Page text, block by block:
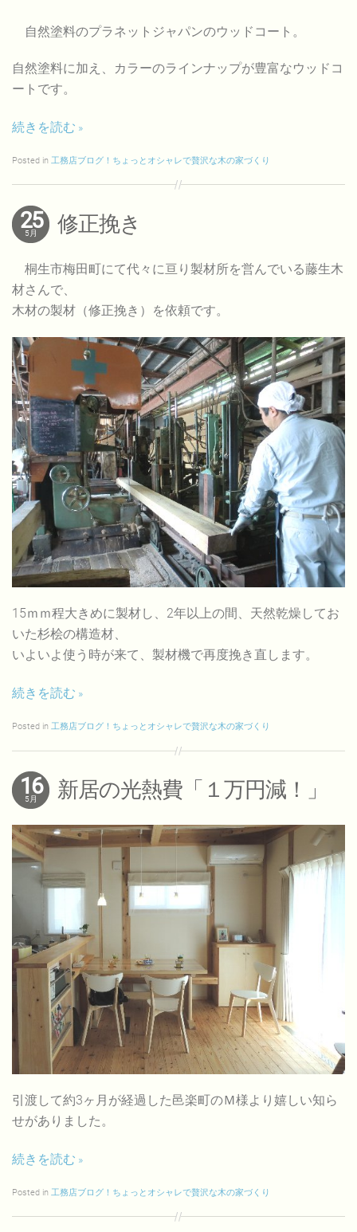
自然塗料のプラネットジャパンのウッドコート。
自然塗料に加え、カラーのラインナップが豊富なウッドコ
ートです。
続きを読む
Posted in 工務店ブログ！ちょっとオシャレで贅沢な木の家づくり
25
5月 修正挽き
桐生市梅田町にて代々に亘り製材所を営んでいる藤生木
材さんで、
木材の製材（修正挽き）を依頼です。
15ｍｍ程大きめに製材し、2年以上の間、天然乾燥してお
いた杉桧の構造材、
いよいよ使う時が来て、製材機で再度挽き直します。
続きを読む
Posted in 工務店ブログ！ちょっとオシャレで贅沢な木の家づくり
16
5月 新居の光熱費「１万円減！」
引渡して約3ヶ月が経過した邑楽町のＭ様より嬉しい知ら
せがありました。
続きを読む
Posted in 工務店ブログ！ちょっとオシャレで贅沢な木の家づくり